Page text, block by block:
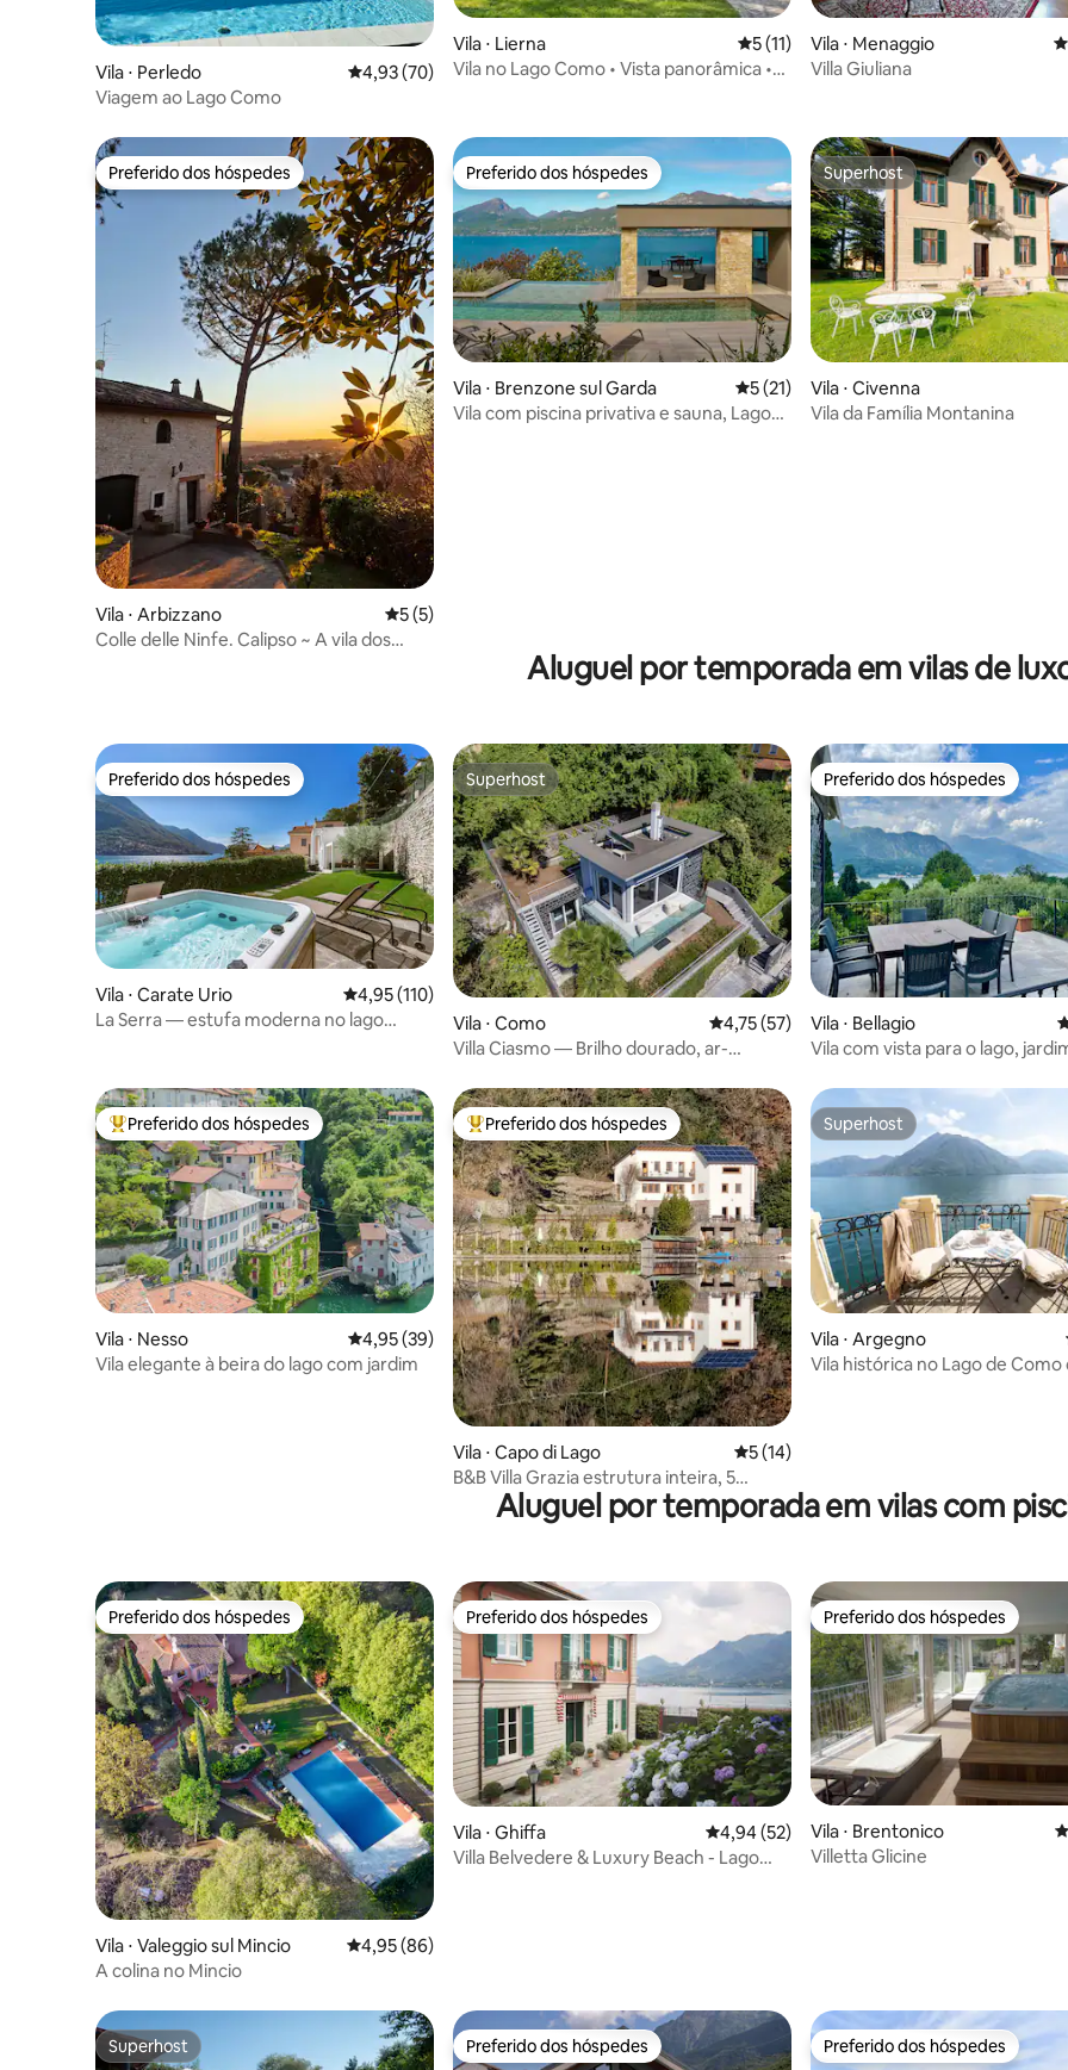
Vila ⋅ Perledo 4,93 de uma avaliação média de 5, 70 avaliações
4,93 (70)
Viagem ao Lago Como
Vila ⋅ Lierna 5 de uma avaliação média de 5, 11
5 (11)
Vila no Lago Como • Vista panorâmica •
Vila ⋅ Menaggio
Villa Giuliana
Preferido dos hóspedes
Preferido dos hóspedes
Vila ⋅ Arbizzano 5 de uma avaliação média de 5, 5 avaliações
5 (5)
Colle delle Ninfe. Calipso ~ A vila dos
Preferido dos hóspedes
Preferido dos hóspedes
Vila ⋅ Brenzone sul Garda 5 de uma avaliação média de 5, 21
5 (21)
Vila com piscina privativa e sauna, Lago
Superhost
Superhost
Vila ⋅ Civenna
Vila da Família Montanina
Aluguel por temporada em vilas de
Preferido dos hóspedes
Preferido dos hóspedes
Vila ⋅ Carate Urio 4,95 de uma avaliação média de 5, 110 avaliações
4,95 (110)
La Serra — estufa moderna no lago
Superhost
Superhost
Vila ⋅ Como 4,75 de uma avaliação média de 5, 57
4,75 (57)
Villa Ciasmo — Brilho dourado, ar-
privativo
Preferido dos hóspedes
Preferido dos hóspedes
Vila ⋅ Bellagio
Vila com vista para o lago,
Entre os melhores preferidos dos hóspedes
Preferido dos hóspedes
Vila ⋅ Nesso 4,95 de uma avaliação média de 5, 39 avaliações
4,95 (39)
Vila elegante à beira do lago com jardim
Entre os melhores preferidos dos hóspedes
Preferido dos hóspedes
Vila ⋅ Capo di Lago 5 de uma avaliação média de 5, 14
5 (14)
B&B Villa Grazia estrutura inteira, 5
quartos
Superhost
Superhost
Vila ⋅ Argegno
Vila histórica no Lago de Como
Aluguel por temporada em vilas com
Preferido dos hóspedes
Preferido dos hóspedes
Vila ⋅ Valeggio sul Mincio 4,95 de uma avaliação média de 5, 86 avaliações
4,95 (86)
A colina no Mincio
Preferido dos hóspedes
Preferido dos hóspedes
Vila ⋅ Ghiffa 4,94 de uma avaliação média de 5, 52
4,94 (52)
Villa Belvedere & Luxury Beach - Lago
Preferido dos hóspedes
Preferido dos hóspedes
Vila ⋅ Brentonico
Villetta Glicine
Superhost
Superhost Preferido dos hóspedes
Preferido dos hóspedes Preferido dos hóspedes
Preferido dos hóspedes